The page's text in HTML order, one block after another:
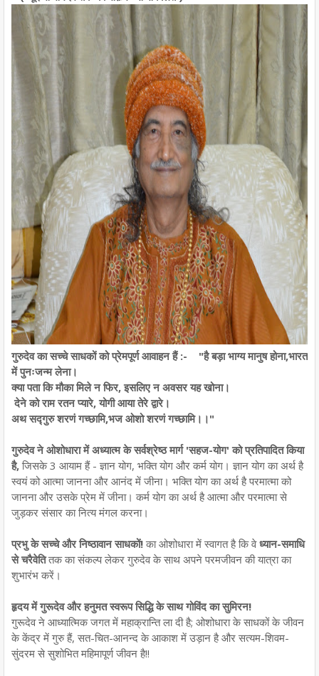
गुरुदेव का सच्चे साधकों को प्रेमपूर्ण आवाहन हैं :- "है बड़ा भाग्य मानुष होना,भारत
में पुनःजन्म लेना।
क्या पता कि मौका मिले न फिर, इसलिए न अवसर यह खोना।
देने को राम रतन प्यारे, योगी आया तेरे द्वारे।
अथ सद्गुरु शरणं गच्छामि,भज ओशो शरणं गच्छामि।।"
गुरुदेव ने ओशोधारा में अध्यात्म के सर्वश्रेष्ठ मार्ग 'सहज-योग' को प्रतिपादित किया
है, जिसके 3 आयाम हैं - ज्ञान योग, भक्ति योग और कर्म योग। ज्ञान योग का अर्थ है
स्वयं को आत्मा जानना और आनंद में जीना। भक्ति योग का अर्थ है परमात्मा को
जानना और उसके प्रेम में जीना। कर्म योग का अर्थ है आत्मा और परमात्मा से
जुड़कर संसार का नित्य मंगल करना।
प्रभु के सच्चे और निष्ठावान साधकों! का ओशोधारा में स्वागत है कि वेध्यान-समाधि
से चरैवेतितक का संकल्प लेकर गुरुदेव के साथ अपने परमजीवन की यात्रा का
शुभारंभ करें।
हृदय में गुरूदेव और हनुमत स्वरूप सिद्धि के साथ गोविंद का सुमिरन!
गुरूदेव ने आध्यात्मिक जगत में महाक्रान्ति ला दी है; ओशोधारा के साधकों के जीवन
के केंद्र में गुरु हैं, सत-चित-आनन्द के आकाश में उड़ान है और सत्यम-शिवम-
सुंदरम से सुशोभित महिमापूर्ण जीवन है!!